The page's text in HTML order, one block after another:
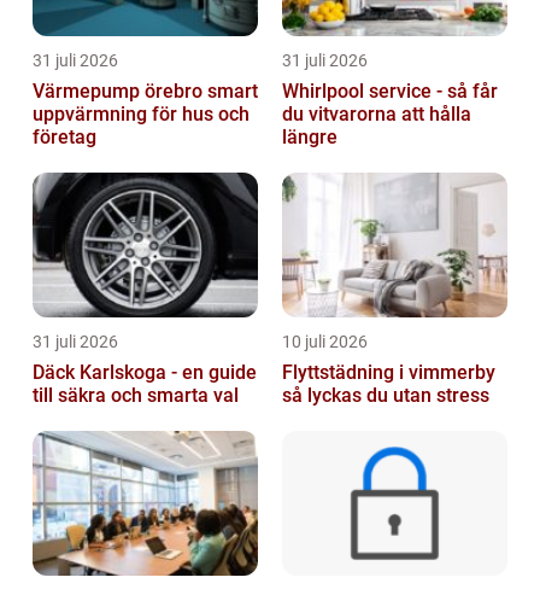
31 juli 2026
Värmepump örebro smart
uppvärmning för hus och
företag
31 juli 2026
Whirlpool service - så får
du vitvarorna att hålla
längre
31 juli 2026
Däck Karlskoga - en guide
till säkra och smarta val
10 juli 2026
Flyttstädning i vimmerby
så lyckas du utan stress